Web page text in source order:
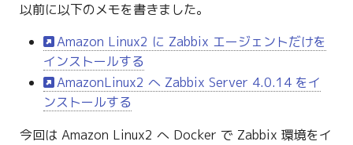
ログ関連
条件分岐
型指定
以前に以下のメモを書きました。
Amazon Linux2 に Zabbix エージェントだけを
インストールする
AmazonLinux2 へ Zabbix Server 4.0.14 をイ
ンストールする
今回は Amazon Linux2 へ Docker で Zabbix 環境をイ